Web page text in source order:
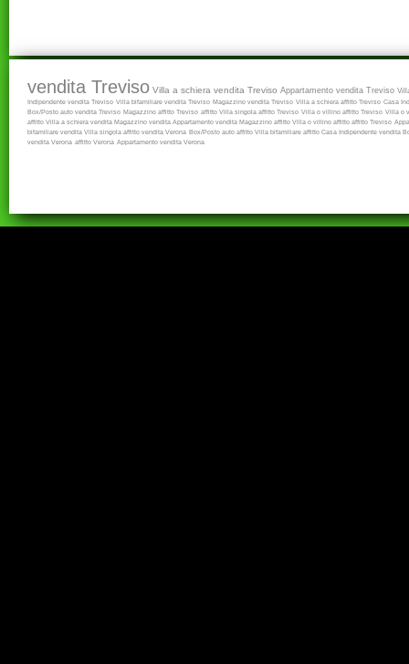
vendita Treviso Villa a schiera vendita Treviso Appartamento vendita Treviso
Indipendente vendita Treviso Villa bifamiliare vendita Treviso Magazzino vendita Treviso Villa a schiera affitto Treviso Casa
Box/Posto auto vendita Treviso Magazzino affitto Treviso affitto Villa singola affitto Treviso Villa o villino affitto Treviso Villa o
affitto Villa a schiera vendita Magazzino vendita Appartamento vendita Magazzino affitto Villa o villino affitto affitto Treviso
bifamiliare vendita Villa singola affitto vendita Verona Box/Posto auto affitto Villa bifamiliare affitto Casa Indipendente vendita
vendita Verona affitto Verona Appartamento vendita Verona